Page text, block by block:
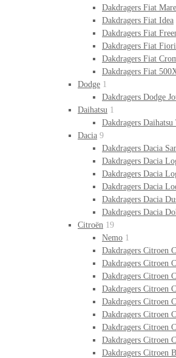
Dakdragers Fiat
Dakdragers Fiat Idea
Dakdragers Fiat
Dakdragers Fiat
Dakdragers Fiat
Dakdragers Fiat
Dodge 1
Dakdragers Dodge
Daihatsu 1
Dakdragers Daihatsu
Dacia 9
Dakdragers Dacia
Dakdragers Dacia
Dakdragers Dacia
Dakdragers Dacia
Dakdragers Dacia
Dakdragers Dacia
Citroën 19
Nemo 1
Dakdragers Citroen
Dakdragers Citroen
Dakdragers Citroen
Dakdragers Citroen
Dakdragers Citroen
Dakdragers Citroen
Dakdragers Citroen
Dakdragers Citroen
Dakdragers Citroen